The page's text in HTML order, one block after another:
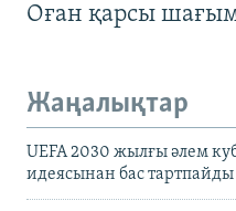
Оған қарсы
Жаңалықтар
UEFA 2030 жылғы әлем
идеясынан бас тартпайды